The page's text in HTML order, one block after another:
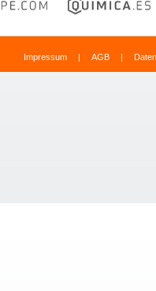
Impressum | AGB |